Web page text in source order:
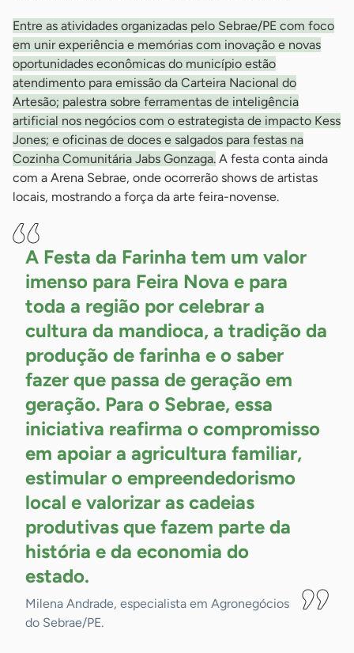
Entre as atividades organizadas pelo Sebrae/PE com foco
em unir experiência e memórias com inovação e novas
oportunidades econômicas do município estão
atendimento para emissão da Carteira Nacional do
Artesão; palestra sobre ferramentas de inteligência
artificial nos negócios com o estrategista de impacto Kess
Jones; e oficinas de doces e salgados para festas na
Cozinha Comunitária Jabs Gonzaga. A festa conta ainda
com a Arena Sebrae, onde ocorrerão shows de artistas
locais, mostrando a força da arte feira-novense.
A Festa da Farinha tem um valor
imenso para Feira Nova e para
toda a região por celebrar a
cultura da mandioca, a tradição da
produção de farinha e o saber
fazer que passa de geração em
geração. Para o Sebrae, essa
iniciativa reafirma o compromisso
em apoiar a agricultura familiar,
estimular o empreendedorismo
local e valorizar as cadeias
produtivas que fazem parte da
história e da economia do
estado.
Milena Andrade, especialista em Agronegócios
do Sebrae/PE.